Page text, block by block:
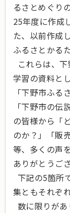
るさとめぐり
25年度に作成
た、以前作成
ふるさとかる
これらは、
学習の資料と
「下野市ふる
「下野市の伝
の皆様から「
のか？」「販
等、多くの声
ありがとうご
下記の5箇所
集ともそれぞ
数に限りが